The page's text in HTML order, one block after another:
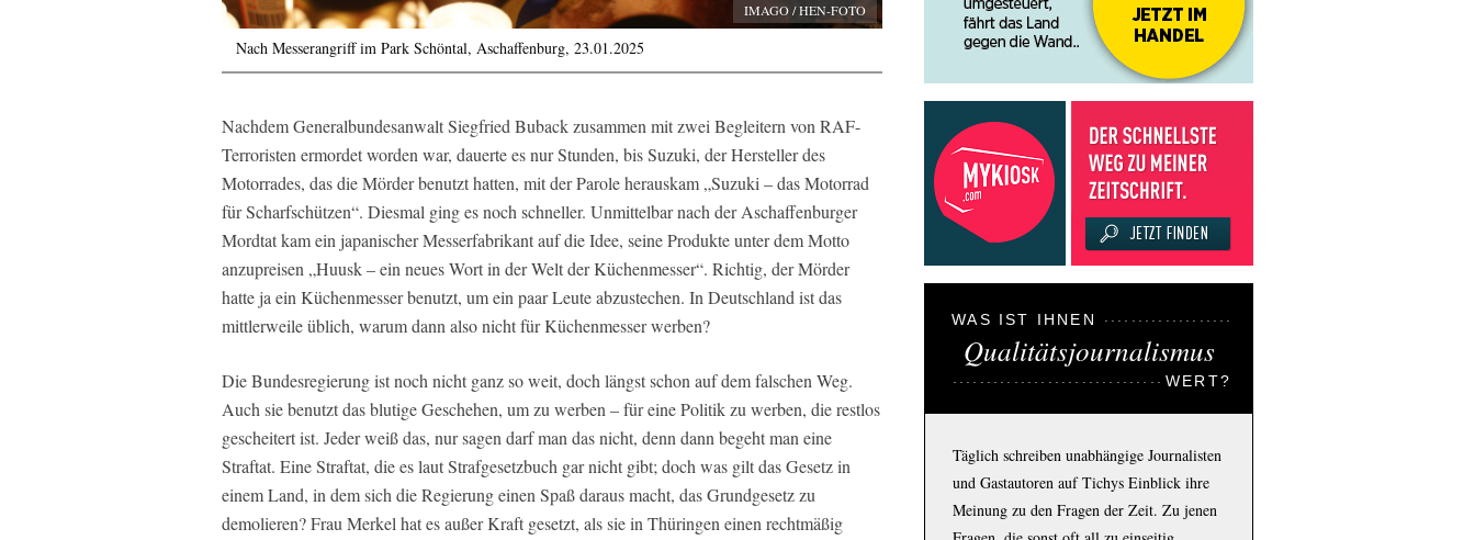
IMAGO / HEN-FOTO
Nach Messerangriff im Park Schöntal, Aschaffenburg, 23.01.2025
Nachdem Generalbundesanwalt Siegfried Buback zusammen mit zwei Begleitern von RAF-
Terroristen ermordet worden war, dauerte es nur Stunden, bis Suzuki, der Hersteller des
Motorrades, das die Mörder benutzt hatten, mit der Parole herauskam „Suzuki – das Motorrad
für Scharfschützen“. Diesmal ging es noch schneller. Unmittelbar nach der Aschaffenburger
Mordtat kam ein japanischer Messerfabrikant auf die Idee, seine Produkte unter dem Motto
anzupreisen „Huusk – ein neues Wort in der Welt der Küchenmesser“. Richtig, der Mörder
hatte ja ein Küchenmesser benutzt, um ein paar Leute abzustechen. In Deutschland ist das
mittlerweile üblich, warum dann also nicht für Küchenmesser werben?
Die Bundesregierung ist noch nicht ganz so weit, doch längst schon auf dem falschen Weg.
Auch sie benutzt das blutige Geschehen, um zu werben – für eine Politik zu werben, die restlos
gescheitert ist. Jeder weiß das, nur sagen darf man das nicht, denn dann begeht man eine
Straftat. Eine Straftat, die es laut Strafgesetzbuch gar nicht gibt; doch was gilt das Gesetz in
einem Land, in dem sich die Regierung einen Spaß daraus macht, das Grundgesetz zu
demolieren? Frau Merkel hat es außer Kraft gesetzt, als sie in Thüringen einen rechtmäßig
WAS IST IHNEN
Qualitätsjournalismus
WERT?
Täglich schreiben unabhängige Journalisten
und Gastautoren auf Tichys Einblick ihre
Meinung zu den Fragen der Zeit. Zu jenen